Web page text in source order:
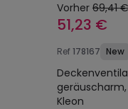
Vorher 69,41 €
51,23 €
Ref178167 New
geräuscharm,
Kleon